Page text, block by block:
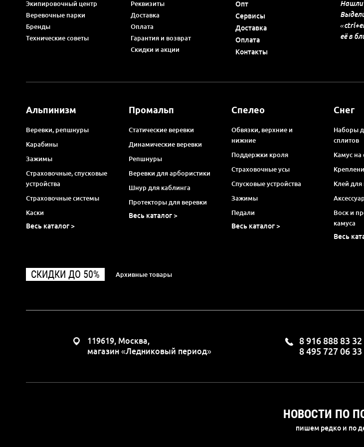
Экипировочный центр
Веревочные парки
Бренды
Технические советы
Реквизиты
Доставка
Оплата
Гарантия и возврат
Скидки и акции
Опт
Сервисы
Доставка
Оплата
Контакты
Нашли
её в
Альпинизм
Веревки, репшнуры
Карабины
Зажимы
Страховочные, спусковые
устройства
Страховочные системы
Каски
Весь каталог >
Промальп
Статические веревки
Динамические веревки
Репшнуры
Веревки для арбористики
Шнур для каблинга
Протекторы для веревки
Весь каталог >
Спелео
Обвязки, верхние и
нижние
Поддержки кроля
Страховочные усы
Спусковые устройства
Зажимы
Педали
Весь каталог >
Снег
Наборы
сплитов
Камус на
Клей для
Воск и
камуса
Весь
СКИДКИ ДО 50% Архивные товары
119619, Москва,
магазин «Ледниковый период»
8 916 888 83 32
8 495 727 06 33
НОВОСТИ ПО
пишем редко и по